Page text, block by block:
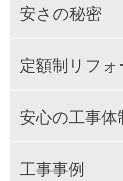
安さの秘密
定額制リフ
安心の工事体
工事事例